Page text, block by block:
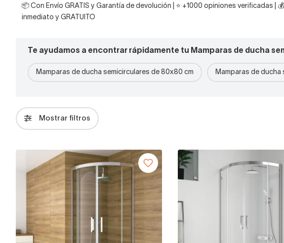
📦 Con Envío GRATIS y Garantía de devolución | ⭐ +1000 opiniones verificadas |
inmediato y GRATUITO
Te ayudamos a encontrar rápidamente tu Mamparas de ducha
Mamparas de ducha semicirculares de 80x80 cm Mamparas de ducha
Mostrar filtros